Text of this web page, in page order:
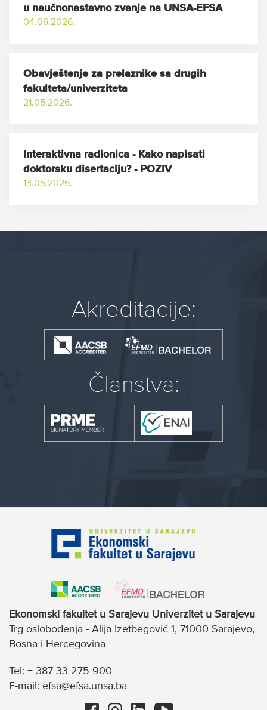
u naučnonastavno zvanje na UNSA-EFSA
04.06.2026.
Obavještenje za prelaznike sa drugih
fakulteta/univerziteta
21.05.2026.
Interaktivna radionica - Kako napisati
doktorsku disertaciju? - POZIV
13.05.2026.
Akreditacije:
Članstva:
Ekonomski fakultet u Sarajevu Univerzitet u Sarajevu
Trg oslobođenja - Alija Izetbegović 1, 71000 Sarajevo,
Bosna i Hercegovina
Tel: + 387 33 275 900
E-mail: efsa@efsa.unsa.ba